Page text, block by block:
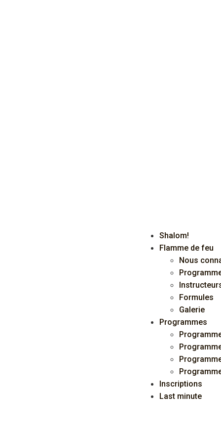
Shalom!
Flamme de feu
Nous
Formules
Galerie
Programmes
Inscriptions
Last minute